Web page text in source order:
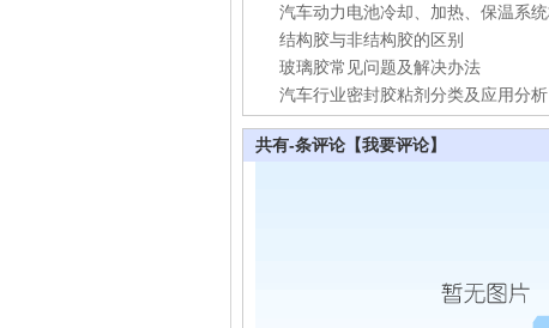
结构胶与非结构胶的区别
玻璃胶常见问题及解决办法
汽车行业密封胶粘剂分类及应用分析
共有-条评论 【我要评论】